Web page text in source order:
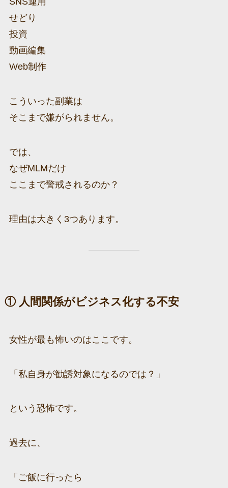
せどり
投資
動画編集
Web制作
こういった副業は
そこまで嫌がられません。
では、
なぜMLMだけ
ここまで警戒されるのか？
理由は大きく3つあります。
① 人間関係がビジネス化する不安
女性が最も怖いのはここです。
「私自身が勧誘対象になるのでは？」
という恐怖です。
過去に、
「ご飯に行ったら